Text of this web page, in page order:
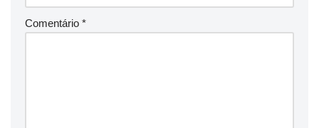
Comentário *